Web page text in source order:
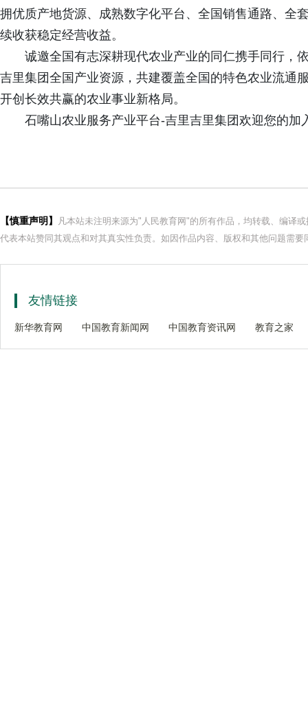
拥优质产地货源、成熟数字化平台、全国销售通路、全
续收获稳定经营收益。
诚邀全国有志深耕现代农业产业的同仁携手同行，
吉里集团全国产业资源，共建覆盖全国的特色农业流通
开创长效共赢的农业事业新格局。
石嘴山农业服务产业平台-吉里吉里集团欢迎您的加
【慎重声明】
凡本站未注明来源为"人民教育网"的所有作品，均转载、编译
代表本站赞同其观点和对其真实性负责。如因作品内容、版权和其他问题需
友情链接
新华教育网 中国教育新闻网 中国教育资讯网 教育之家